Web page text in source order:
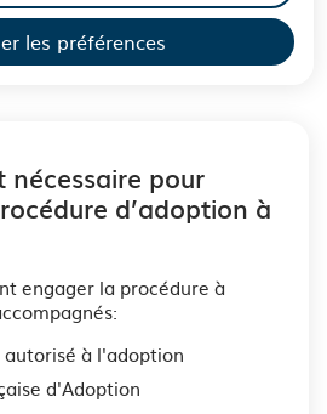
les préférences
nécessaire pour
d’adoption à
engager la procédure à
à l'adoption
d'Adoption